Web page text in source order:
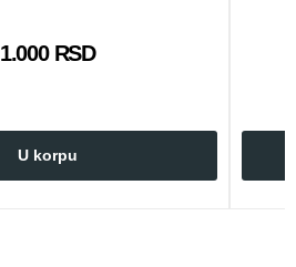
1.000 RSD
U korpu